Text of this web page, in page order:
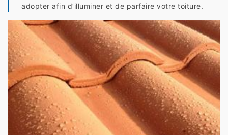
adopter afin d’illuminer et de parfaire votre toiture.